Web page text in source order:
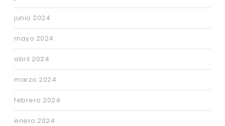
junio 2024
mayo 2024
abril 2024
marzo 2024
febrero 2024
enero 2024